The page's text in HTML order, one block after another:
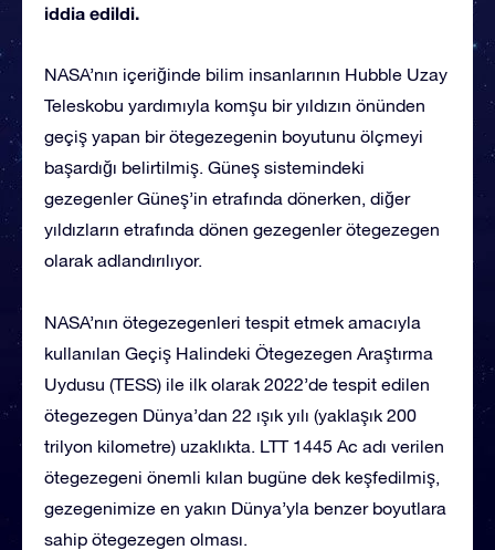
iddia edildi.
NASA’nın içeriğinde bilim insanlarının Hubble Uzay
Teleskobu yardımıyla komşu bir yıldızın önünden
geçiş yapan bir ötegezegenin boyutunu ölçmeyi
başardığı belirtilmiş. Güneş sistemindeki
gezegenler Güneş’in etrafında dönerken, diğer
yıldızların etrafında dönen gezegenler ötegezegen
olarak adlandırılıyor.
NASA’nın ötegezegenleri tespit etmek amacıyla
kullanılan Geçiş Halindeki Ötegezegen Araştırma
Uydusu (TESS) ile ilk olarak 2022’de tespit edilen
ötegezegen Dünya’dan 22 ışık yılı (yaklaşık 200
trilyon kilometre) uzaklıkta. LTT 1445 Ac adı verilen
ötegezegeni önemli kılan bugüne dek keşfedilmiş,
gezegenimize en yakın Dünya’yla benzer boyutlara
sahip ötegezegen olması.